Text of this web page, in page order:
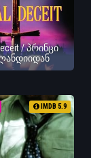
/ პრინცი
IMDB 5.9